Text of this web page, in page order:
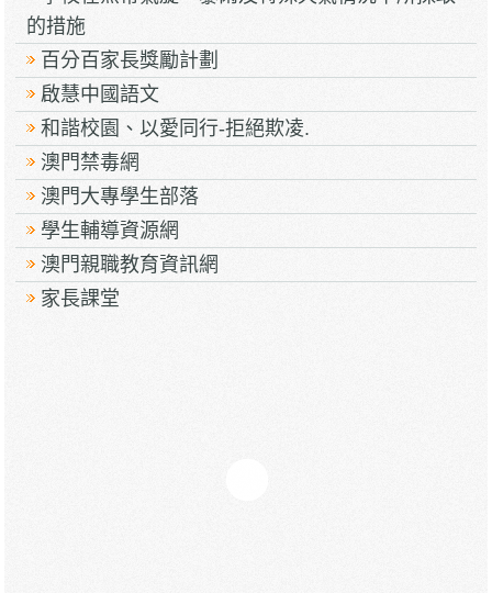
的措施
百分百家長獎勵計劃
啟慧中國語文
和諧校園、以愛同行-拒絕欺凌.
澳門禁毒網
澳門大專學生部落
學生輔導資源網
澳門親職教育資訊網
家長課堂